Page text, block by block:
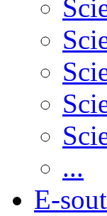
...
E-